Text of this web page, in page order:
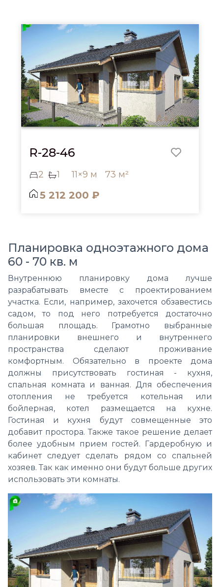
R-28-46
2 1 11×9 м 73 м²
5 212 200 ₽
Планировка одноэтажного дома
60 - 70 кв. м
Внутреннюю планировку дома лучше
разрабатывать вместе с проектированием
участка. Если, например, захочется обзавестись
садом, то под него потребуется достаточно
большая площадь. Грамотно выбранные
планировки внешнего и внутреннего
пространства сделают проживание
комфортным. Обязательно в проекте дома
должны присутствовать гостиная - кухня,
спальная комната и ванная. Для обеспечения
отопления не требуется котельная или
бойлерная, котел размещается на кухне.
Гостиная и кухня будут совмещенные это
добавит простора. Также такое решение делает
более удобным прием гостей. Гардеробную и
кабинет следует сделать рядом со спальней
хозяев. Так как именно они будут больше других
использовать эти комнаты.